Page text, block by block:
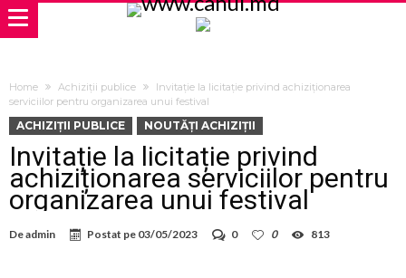
Home Achiziții publice
Invitație la licitație privind achiziționarea
serviciilor pentru organizarea unui festival
ACHIZIȚII PUBLICE NOUTĂȚI ACHIZIȚII
Invitație la licitație privind
achiziționarea serviciilor pentru
organizarea unui festival
Deadmin Postat pe 03/05/2023 0 0 813